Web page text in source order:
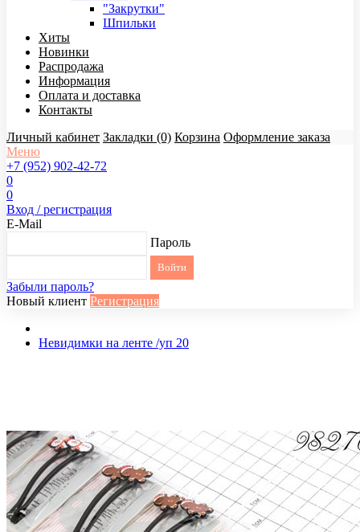
"Закрутки"
Шпильки
Хиты
Новинки
Распродажа
Информация
Оплата и доставка
Контакты
Личный кабинет Закладки (0) Корзина Оформление заказа
Меню
+7 (952) 902-42-72
0
0
Вход / регистрация
E-Mail
Пароль
Забыли пароль?
Новый клиент Регистрация
Невидимки на ленте /уп 20